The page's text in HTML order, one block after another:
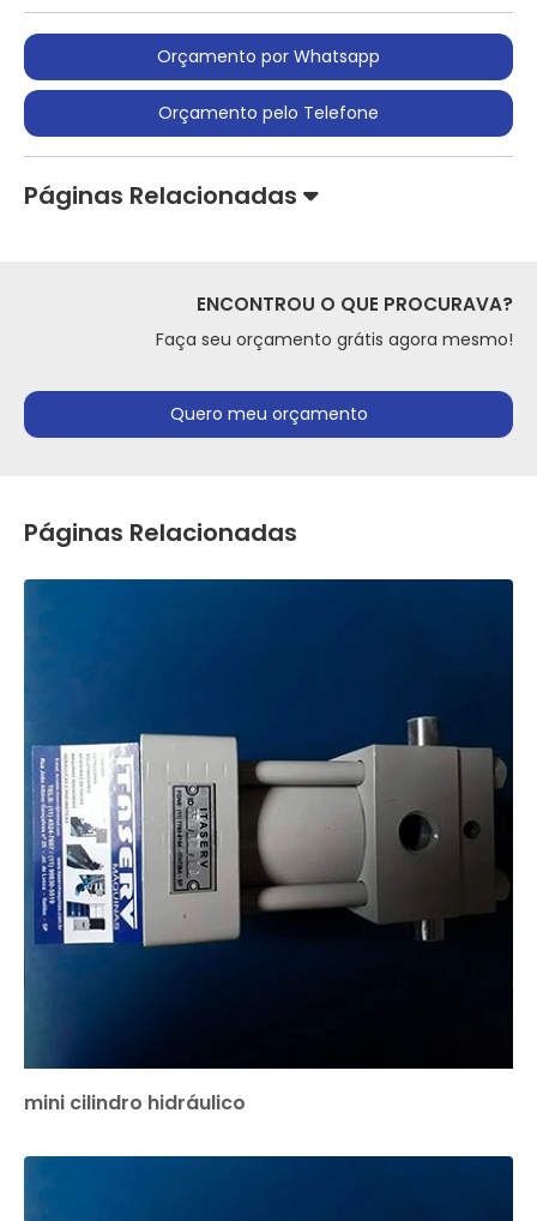
Orçamento por Whatsapp
Orçamento pelo Telefone
Páginas Relacionadas
ENCONTROU O QUE PROCURAVA?
Faça seu orçamento grátis agora mesmo!
Quero meu orçamento
Páginas Relacionadas
mini cilindro hidráulico